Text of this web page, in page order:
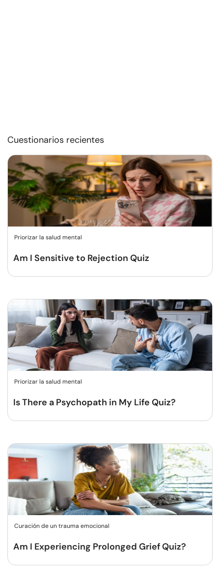
Cuestionarios recientes
Priorizar la salud mental
Am I Sensitive to Rejection Quiz
Priorizar la salud mental
Is There a Psychopath in My Life Quiz?
Curación de un trauma emocional
Am I Experiencing Prolonged Grief Quiz?